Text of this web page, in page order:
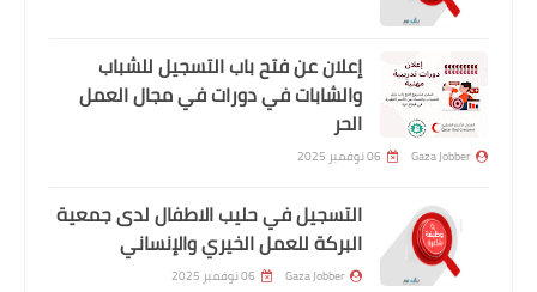
إعلان عن فتح باب التسجيل للشباب
والشابات في دورات في مجال العمل
الحر
Gaza Jobber 06 نوفمبر 2025
التسجيل في حليب الاطفال لدى جمعية
البركة للعمل الخيري والإنساني
Gaza Jobber 06 نوفمبر 2025